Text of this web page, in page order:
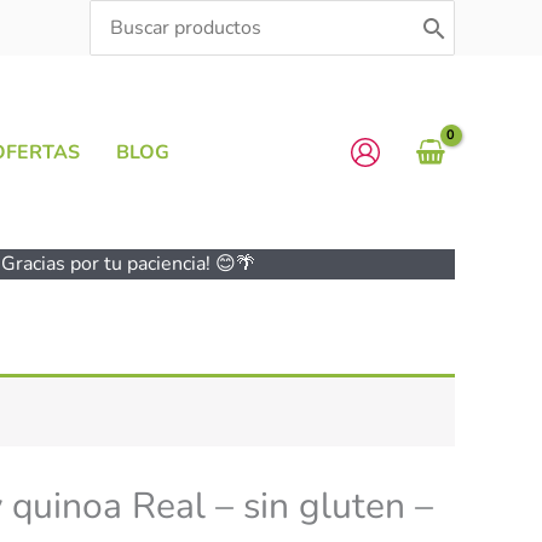
Search
for:
BLOG
por tu paciencia! 😊🌴
Real – sin gluten –